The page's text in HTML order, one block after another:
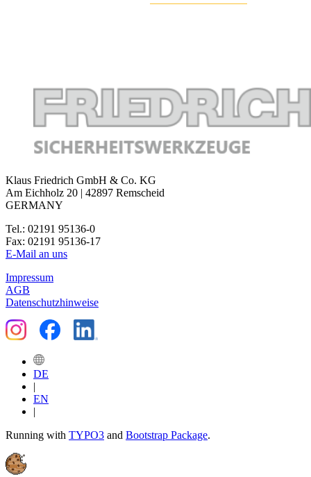
Klaus Friedrich GmbH & Co. KG
Am Eichholz 20 | 42897 Remscheid
GERMANY
Tel.: 02191 95136-0
Fax: 02191 95136-17
E-Mail an uns
Impressum
AGB
Datenschutzhinweise
DE
|
EN
|
Running with TYPO3 and Bootstrap Package.